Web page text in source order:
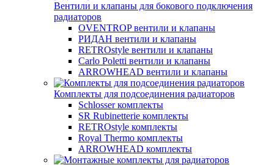
Вентили и клапаны для бокового подключения
радиаторов
OVENTROP вентили и клапаны
РИДАН вентили и клапаны
RETROstyle вентили и клапаны
Carlo Poletti вентили и клапаны
ARROWHEAD вентили и клапаны
Комплекты для подсоединения радиаторов
Schlosser комплекты
SR Rubinetterie комплекты
RETROstyle комплекты
Royal Thermo комплекты
ARROWHEAD комплекты